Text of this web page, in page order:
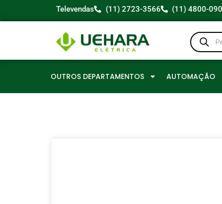
Televendas (11) 2723-3566 (11) 4800-
OUTROS DEPARTAMENTOS AUTOMAÇÃO